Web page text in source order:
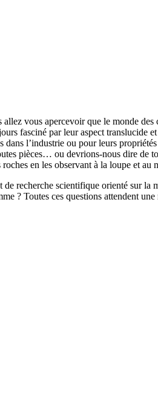
vous apercevoir que le monde
fasciné par leur aspect translucide
l’industrie ou pour leurs
pièces… ou devrions-nous dire
en les observant à la loupe et au
recherche scientifique orienté sur la
? Toutes ces questions attendent